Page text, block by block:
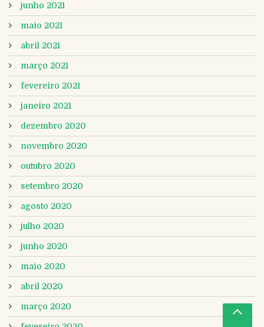
junho 2021
maio 2021
abril 2021
março 2021
fevereiro 2021
janeiro 2021
dezembro 2020
novembro 2020
outubro 2020
setembro 2020
agosto 2020
julho 2020
junho 2020
maio 2020
abril 2020
março 2020